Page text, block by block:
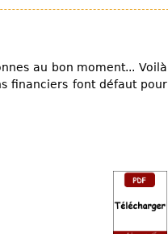
au bon moment... Voilà
financiers font défaut pour